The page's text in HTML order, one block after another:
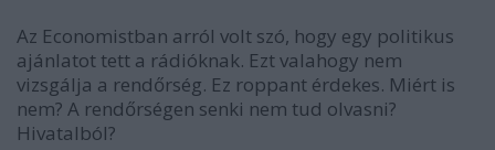
Az Economistban arról volt szó, hogy egy politikus
ajánlatot tett a rádióknak. Ezt valahogy nem
vizsgálja a rendőrség. Ez roppant érdekes. Miért is
nem? A rendőrségen senki nem tud olvasni?
Hivatalból?